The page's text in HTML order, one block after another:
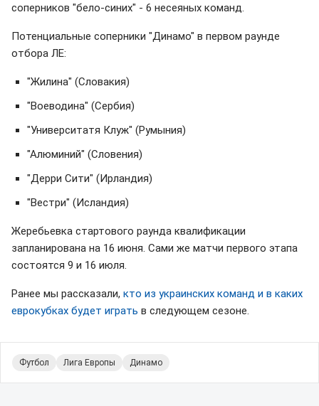
соперников "бело-синих" - 6 несеяных команд.
Потенциальные соперники "Динамо" в первом раунде
отбора ЛЕ:
"Жилина" (Словакия)
"Воеводина" (Сербия)
"Университатя Клуж" (Румыния)
"Алюминий" (Словения)
"Дерри Сити" (Ирландия)
"Вестри" (Исландия)
Жеребьевка стартового раунда квалификации
запланирована на 16 июня. Сами же матчи первого этапа
состоятся 9 и 16 июля.
Ранее мы рассказали, кто из украинских команд и в каких
еврокубках будет играть в следующем сезоне.
Футбол Лига Европы Динамо